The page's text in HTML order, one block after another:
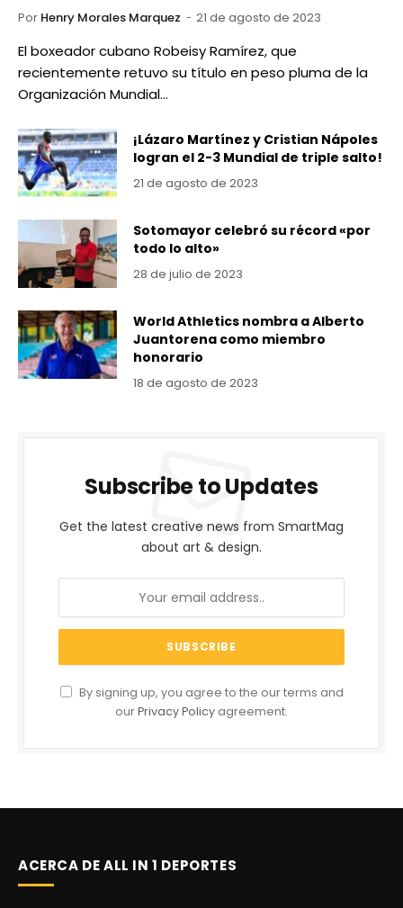
Por Henry Morales Marquez 21 de agosto de 2023
El boxeador cubano Robeisy Ramírez, que
recientemente retuvo su título en peso pluma de la
Organización Mundial…
¡Lázaro Martínez y Cristian Nápoles
logran el 2-3 Mundial de triple salto!
21 de agosto de 2023
Sotomayor celebró su récord «por
todo lo alto»
28 de julio de 2023
World Athletics nombra a Alberto
Juantorena como miembro
honorario
18 de agosto de 2023
Subscribe to Updates
Get the latest creative news from SmartMag
about art & design.
By signing up, you agree to the our terms and
ourPrivacy Policy agreement.
ACERCA DE ALL IN 1 DEPORTES